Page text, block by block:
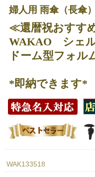
婦人用 雨傘（長傘）
≪還暦祝おすす
WAKAO シェ
ドーム型フォル
*即納できます*
WAK133518